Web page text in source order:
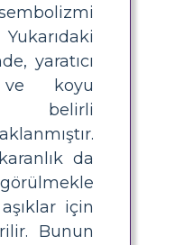
yaratıcı
koyu
belirli
da
için
Bunun